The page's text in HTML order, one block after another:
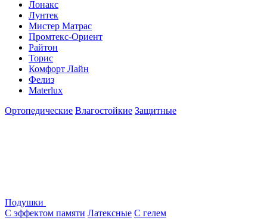
Лонакс
Лунтек
Мистер Матрас
Промтекс-Ориент
Райтон
Торис
Комфорт Лайн
Фелиз
Materlux
Ортопедические Влагостойкие Защитные
Подушки
С эффектом памяти Латексные С гелем